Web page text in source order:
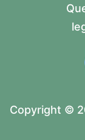
Copyright ©